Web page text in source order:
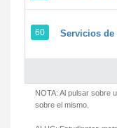
60 Servicios de
NOTA: Al pulsar sobre
sobre el mismo.